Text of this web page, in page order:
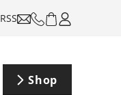
RSS
Shop